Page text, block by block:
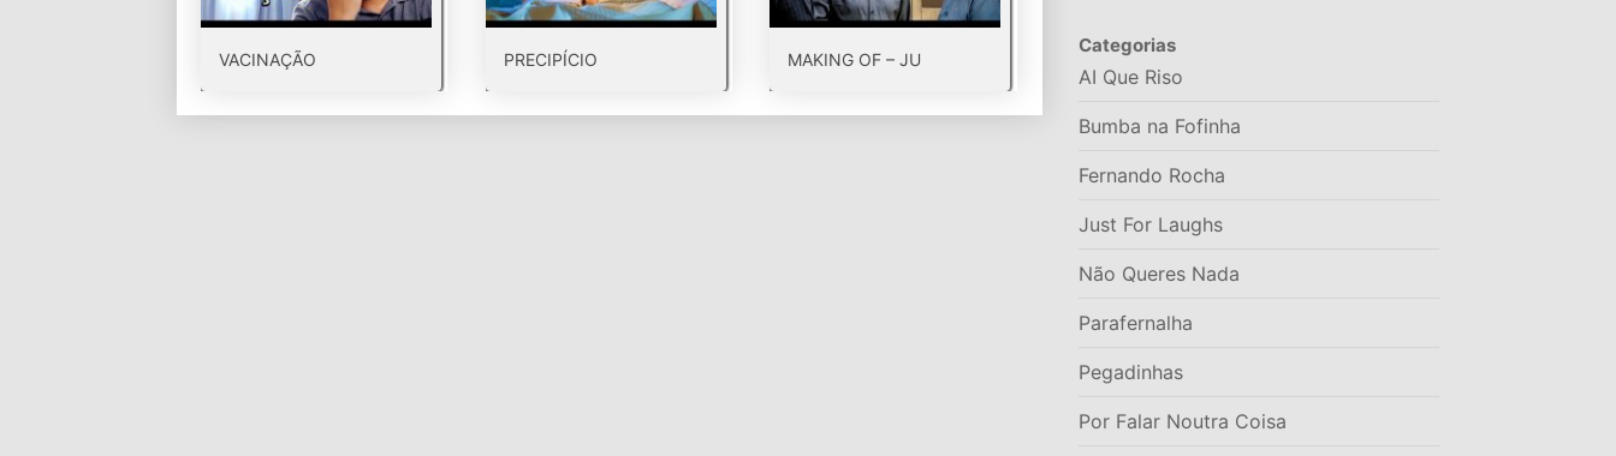
VACINAÇÃO PRECIPÍCIO MAKING OF – JU
Categorias
AI Que Riso
Bumba na Fofinha
Fernando Rocha
Just For Laughs
Não Queres Nada
Parafernalha
Pegadinhas
Por Falar Noutra Coisa